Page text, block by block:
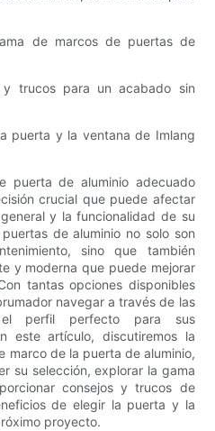
de marcos de puertas de
y trucos para un acabado sin
puerta y la ventana de Imlang
puerta de aluminio adecuado
crucial que puede afectar
y la funcionalidad de su
de aluminio no solo son
sino que también
y moderna que puede mejorar
tantas opciones disponibles
navegar a través de las
perfil perfecto para sus
este artículo, discutiremos la
marco de la puerta de aluminio,
su selección, explorar la gama
consejos y trucos de
de elegir la puerta y la
proyecto.